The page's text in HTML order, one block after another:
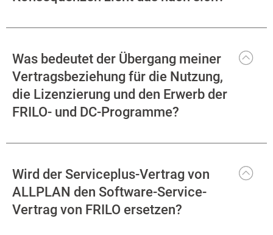
Was bedeutet der Übergang meiner
Vertragsbeziehung für die Nutzung,
die Lizenzierung und den Erwerb der
FRILO- und DC-Programme?
Wird der Serviceplus-Vertrag von
ALLPLAN den Software-Service-
Vertrag von FRILO ersetzen?